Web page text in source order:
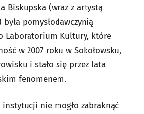
Biskupska (wraz z artystą
pomysłodawczynią
Laboratorium Kultury, które
w 2007 roku w Sokołowsku,
i stało się przez lata
fenomenem.
instytucji nie mogło zabraknąć